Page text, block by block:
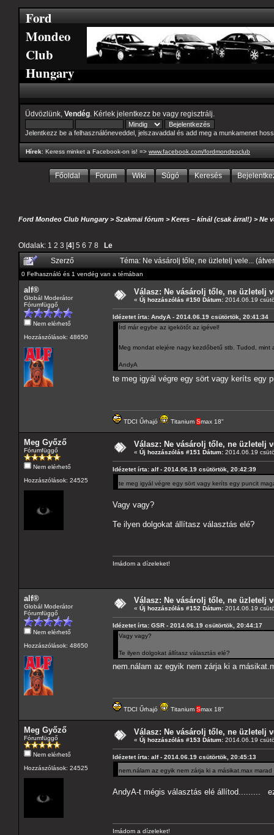
Ford
Mondeo
Club
Hungary
Üdvözlünk, Vendég . Kérlek jelentkezz be vagy regisztrálj
Jelentkezz be a felhasználóneveddel, jelszavaddal és add meg a munkamenet
Hírek: Keress minket a Facebook-on is! => www.facebook.com/fordmondeoclub
Főoldal Forum Wiki Súgó Keresés
Ford Mondeo Club Hungary>Szakmai fórum >Keres – kínál (csak árral!) >Ne
Oldalak: 1 2 3 [4] 5 6 7 8
Le
Szerző
Téma: Ne vásárolj tőle, ne üzletelj vele...
0 Felhasználó és 1 vendég van a témában
alf®
Globál Moderátor
Fórumfüggő
Nem elérhető
Hozzászólások: 48650
Válasz: Ne vásárolj tőle, ne üzletelj
« Új hozzászólás #150 Dátum: 2014.06.19
Idézetet írta: AndyA - 2014.06.19 csütörtök, 20:41:34
Írd már egybe az igekötőt az igével!
Meg mondat elejére nagy kezdőbetű stb. Tudod,
AndyA
te meg igyál végre egy sört vagy keríts egy
TDCI Űrhajó Titanium Smax 18"
Meg Győző
Fórumfüggő
Nem elérhető
Hozzászólások: 24525
Válasz: Ne vásárolj tőle, ne üzletelj
« Új hozzászólás #151 Dátum: 2014.06.19
Idézetet írta: alf - 2014.06.19 csütörtök, 20:42:39
te meg igyál végre egy sört vagy keríts egy puncit
Vagy vagy?
Te ilyen dolgokat állítasz választás elé?
Imádom a dízeleket!
alf®
Globál Moderátor
Fórumfüggő
Nem elérhető
Hozzászólások: 48650
Válasz: Ne vásárolj tőle, ne üzletelj
« Új hozzászólás #152 Dátum: 2014.06.19
Idézetet írta: GSR - 2014.06.19 csütörtök, 20:44:17
Vagy vagy?
Te ilyen dolgokat állítasz választás elé?
nem.nálam az egyik nem zárja ki a
TDCI Űrhajó Titanium Smax 18"
Meg Győző
Fórumfüggő
Nem elérhető
Hozzászólások: 24525
Válasz: Ne vásárolj tőle, ne üzletelj
« Új hozzászólás #153 Dátum: 2014.06.19
Idézetet írta: alf - 2014.06.19 csütörtök, 20:45:13
nem.nálam az egyik nem zárja ki a másikat.max
AndyA-t mégis választás elé állítod.........
Imádom a dízeleket!